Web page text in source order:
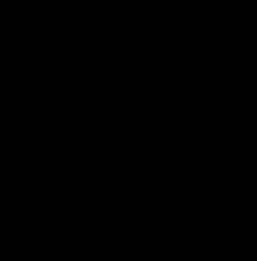
печати на высшем